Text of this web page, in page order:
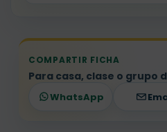
COMPARTIR FICHA
Para casa, clase o grupo
WhatsApp